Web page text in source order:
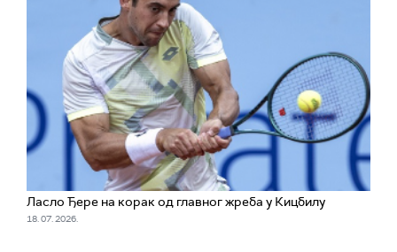
Ласло Ђере на корак од главног жреба у Кицбилу
18. 07. 2026.